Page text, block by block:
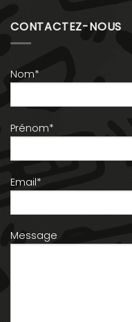
CONTACTEZ-NOUS
Nom*
Prénom*
Email*
Message